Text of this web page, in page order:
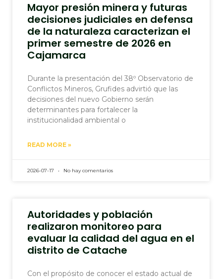
Mayor presión minera y futuras
decisiones judiciales en defensa
de la naturaleza caracterizan el
primer semestre de 2026 en
Cajamarca
Durante la presentación del 38º Observatorio de
Conflictos Mineros, Grufides advirtió que las
decisiones del nuevo Gobierno serán
determinantes para fortalecer la
institucionalidad ambiental o
READ MORE »
2026-07-17 No hay comentarios
Autoridades y población
realizaron monitoreo para
evaluar la calidad del agua en el
distrito de Catache
Con el propósito de conocer el estado actual de